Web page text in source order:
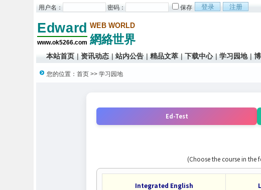
用户名： 密码： 保存
本站首页 | 资讯动态 |站内公告 | 精品文萃 | 下载中心 | 学习园地 |
您的位置： 首页 >> 学习园地